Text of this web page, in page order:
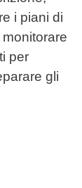
i piani di
per
gli